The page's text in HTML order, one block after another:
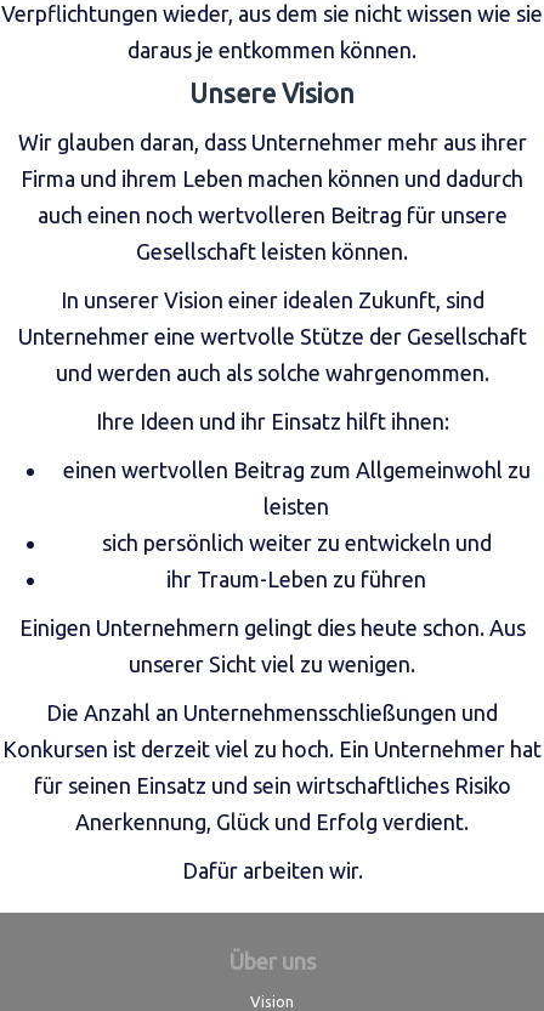
Verpflichtungen wieder, aus dem sie nicht wissen wie sie
daraus je entkommen können.
Unsere Vision
Wir glauben daran, dass Unternehmer mehr aus ihrer
Firma und ihrem Leben machen können und dadurch
auch einen noch wertvolleren Beitrag für unsere
Gesellschaft leisten können.
In unserer Vision einer idealen Zukunft, sind
Unternehmer eine wertvolle Stütze der Gesellschaft
und werden auch als solche wahrgenommen.
Ihre Ideen und ihr Einsatz hilft ihnen:
einen wertvollen Beitrag zum Allgemeinwohl zu
leisten
sich persönlich weiter zu entwickeln und
ihr Traum-Leben zu führen
Einigen Unternehmern gelingt dies heute schon. Aus
unserer Sicht viel zu wenigen.
Die Anzahl an Unternehmensschließungen und
Konkursen ist derzeit viel zu hoch. Ein Unternehmer hat
für seinen Einsatz und sein wirtschaftliches Risiko
Anerkennung, Glück und Erfolg verdient.
Dafür arbeiten wir.
Über uns
Vision